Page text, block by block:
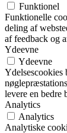
Funktionel
Funktionelle
deling af
af feedback og
Ydeevne
Ydeevne
Ydelsescookies
levere en bedre
Analytics
Analytics
Analytiske